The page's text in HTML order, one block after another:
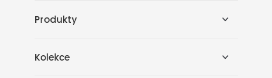
Produkty
Kolekce